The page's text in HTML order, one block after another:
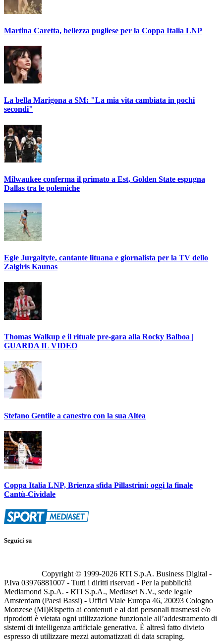
Martina Caretta, bellezza pugliese per la Coppa Italia LNP
La bella Marigona a SM: "La mia vita cambiata in pochi
secondi"
Milwaukee conferma il primato a Est, Golden State espugna
Dallas tra le polemiche
Egle Jurgaityte, cantante lituana e giornalista per la TV dello
Zalgiris Kaunas
Thomas Walkup e il rituale pre-gara alla Rocky Balboa |
GUARDA IL VIDEO
Stefano Gentile a canestro con la sua Altea
Coppa Italia LNP, Brienza sfida Pillastrini: oggi la finale
Cantù-Cividale
Seguici su
Copyright © 1999-2026 RTI S.p.A. Business Digital -
P.Iva 03976881007 - Tutti i diritti riservati - Per la pubblicità
Mediamond S.p.A. - RTI S.p.A., Mediaset N.V., sede legale
Amsterdam (Paesi Bassi) - Uffici Viale Europa 46, 20093 Cologno
Monzese (MI)Rispetto ai contenuti e ai dati personali trasmessi e/o
riprodotti è vietata ogni utilizzazione funzionale all’addestramento di
sistemi di intelligenza artificiale generativa. È altresì fatto divieto
espresso di utilizzare mezzi automatizzati di data scraping.